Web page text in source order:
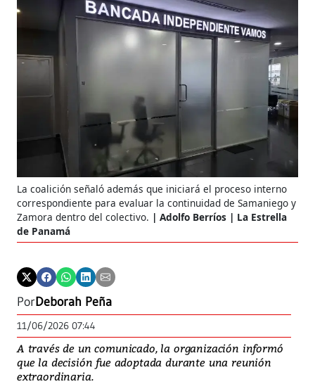
La coalición señaló además que iniciará el proceso interno
correspondiente para evaluar la continuidad de Samaniego y
Zamora dentro del colectivo.
Adolfo Berríos | La Estrella
de Panamá
PorDeborah Peña
11/06/2026 07:44
A través de un comunicado, la organización informó
que la decisión fue adoptada durante una reunión
extraordinaria.